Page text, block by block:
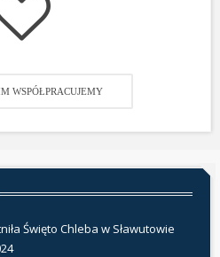
WSPÓŁPRACUJEMY
Święto Chleba w Sławutowie